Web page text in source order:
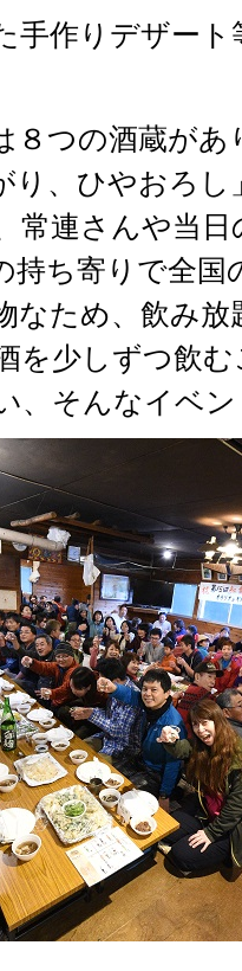
手作りデザー
８つの酒蔵が
り、ひやおろ
常連さんや当
持ち寄りで全
なため、飲み
を少しずつ飲
、そんなイベ